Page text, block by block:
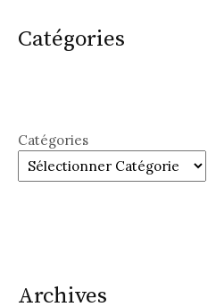
Catégories
Catégories
Archives